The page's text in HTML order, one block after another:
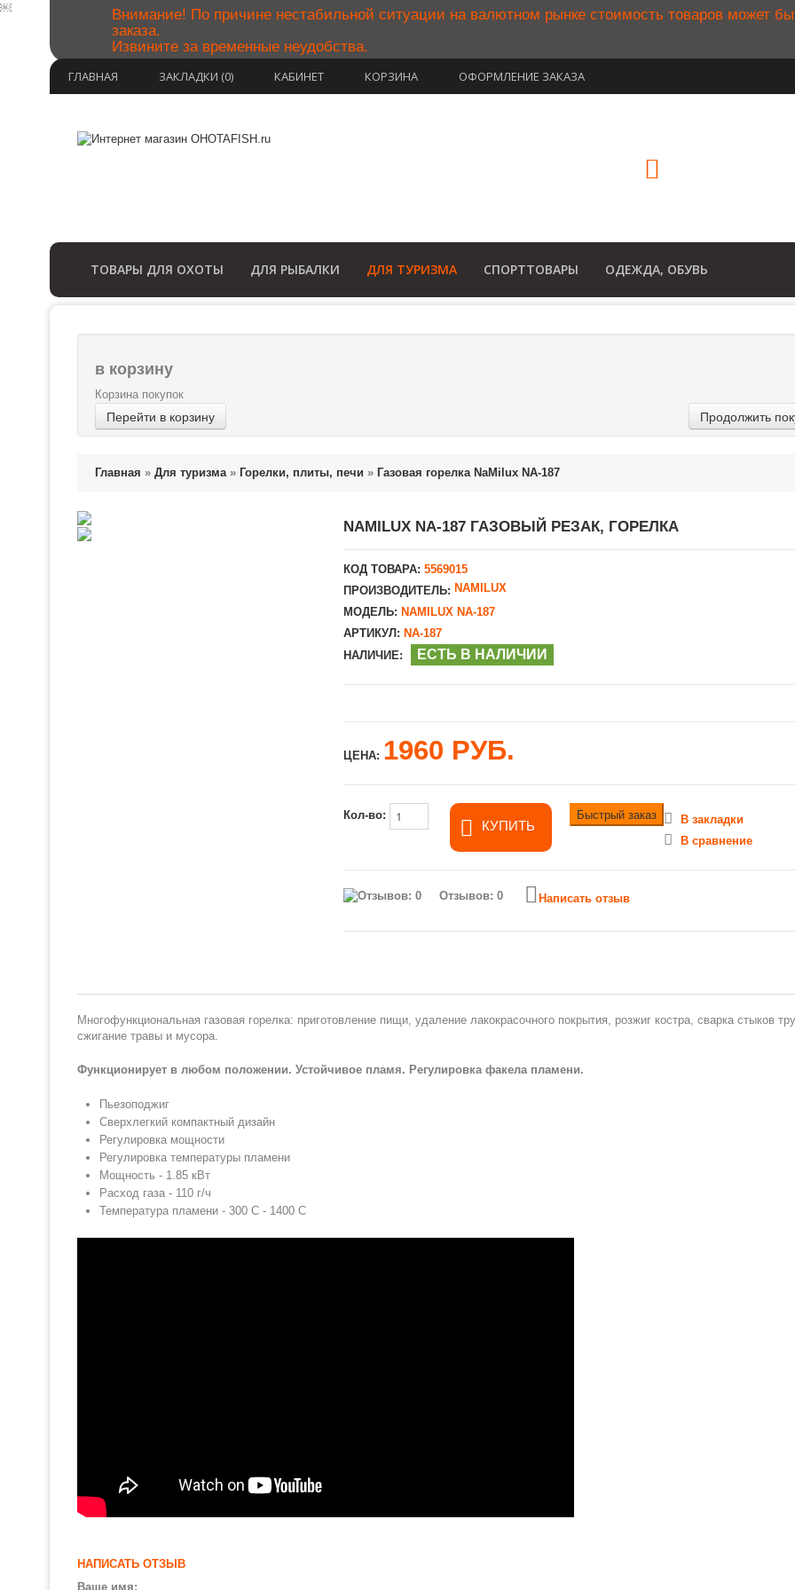
￼
Внимание! По причине нестабильной ситуации на валютном рынке стоимость товаров может
заказа.
Извините за временные неудобства.
ГЛАВНАЯ ЗАКЛАДКИ (0) КАБИНЕТ КОРЗИНА ОФОРМЛЕНИЕ ЗАКАЗА
ТОВАРЫ ДЛЯ ОХОТЫ ДЛЯ РЫБАЛКИ ДЛЯ ТУРИЗМА СПОРТТОВАРЫ ОДЕЖДА, ОБУВЬ
в корзину
Корзина покупок
Перейти в корзину Продолжить
Главная » Для туризма» Горелки, плиты, печи » Газовая горелка NaMilux NA-187
NAMILUX NA-187 ГАЗОВЫЙ РЕЗАК, ГОРЕЛКА
КОД ТОВАРА: 5569015
ПРОИЗВОДИТЕЛЬ: NAMILUX
МОДЕЛЬ: NAMILUX NA-187
АРТИКУЛ: NA-187
НАЛИЧИЕ:
ЕСТЬ В НАЛИЧИИ
ЦЕНА: 1960 РУБ.
Кол-во:
КУПИТЬ
Быстрый заказ
В закладки
В сравнение
Отзывов: 0 Написать отзыв
Многофункциональная газовая горелка: приготовление пищи, удаление лакокрасочного покрытия, розжиг костра, сварка стыков
сжигание травы и мусора.
Функционирует в любом положении. Устойчивое пламя. Регулировка факела пламени.
Пьезоподжиг
Сверхлегкий компактный дизайн
Регулировка мощности
Регулировка температуры пламени
Мощность - 1.85 кВт
Расход газа - 110 г/ч
Температура пламени - 300 С - 1400 C
НАПИСАТЬ ОТЗЫВ
Ваше имя: